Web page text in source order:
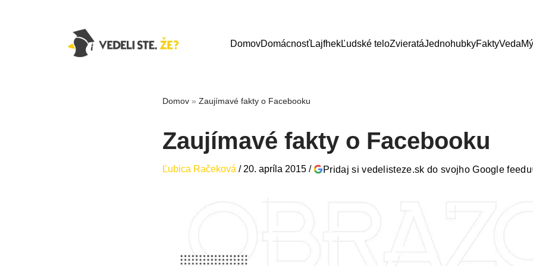
DomovDomácnosťLajfhekĽudské teloZvieratáJednohubkyFaktyVeda
Domov » Zaujímavé fakty o Facebooku
Zaujímavé fakty o Facebooku
Ľubica Račeková / 20. apríla 2015 / Pridaj si vedelisteze.sk do svojho Google feedu